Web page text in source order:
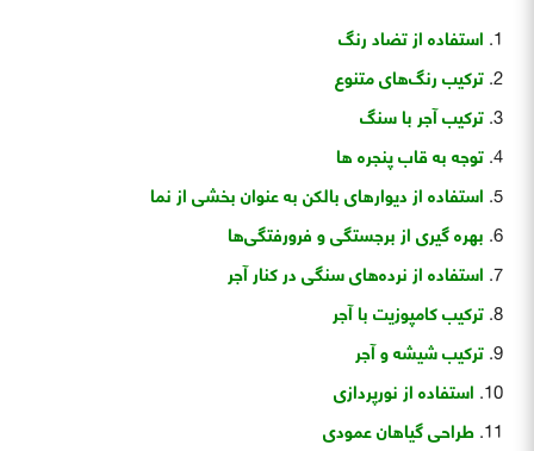
استفاده از تضاد رنگ
ترکیب رنگ‌های متنوع
ترکیب آجر با سنگ
توجه به قاب پنجره ها
استفاده از دیوارهای بالکن به عنوان بخشی از نما
بهره گیری از برجستگی و فرورفتگی‌ها
استفاده از نرده‌های سنگی در کنار آجر
ترکیب کامپوزیت با آجر
ترکیب شیشه و آجر
استفاده از نورپردازی
طراحی گیاهان عمودی